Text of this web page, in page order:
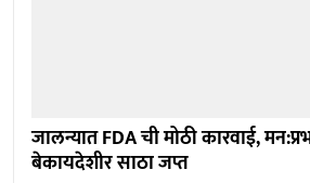
जालन्यात FDA ची मोठी कारवाई,
बेकायदेशीर साठा जप्त